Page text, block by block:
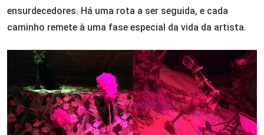
ensurdecedores. Há uma rota a ser seguida, e cada
caminho remete à uma fase especial da vida da artista.